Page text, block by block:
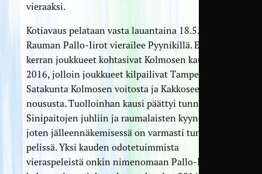
vieraaksi.
Kotiavaus pelataan vasta lauantaina 18.5. kun
Rauman Pallo-Iirot vierailee Pyynikillä. Edellisen
kerran joukkueet kohtasivat Kolmosen kaudella
2016, jolloin joukkueet kilpailivat Tampere–
Satakunta Kolmosen voitosta ja Kakkoseen
noususta. Tuolloinhan kausi päättyi tunnetusti
Sinipaitojen juhliin ja raumalaisten kyyneliin,
joten jälleennäkemisessä on varmasti tunnetta
pelissä. Yksi kauden odotetuimmista
vieraspeleistä onkin nimenomaan Pallo-Iirojen